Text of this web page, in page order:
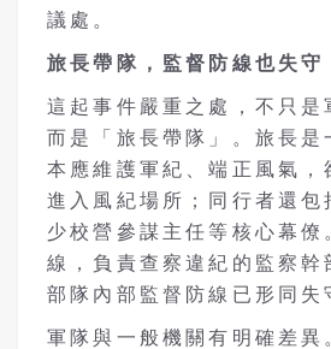
議處。
旅長帶隊，監督防線也失守
這起事件嚴重之處，不只是
而是「旅長帶隊」。旅長是
本應維護軍紀、端正風氣，
進入風紀場所；同行者還包
少校營參謀主任等核心幕僚
線，負責查察違紀的監察幹
部隊內部監督防線已形同失
軍隊與一般機關有明確差異